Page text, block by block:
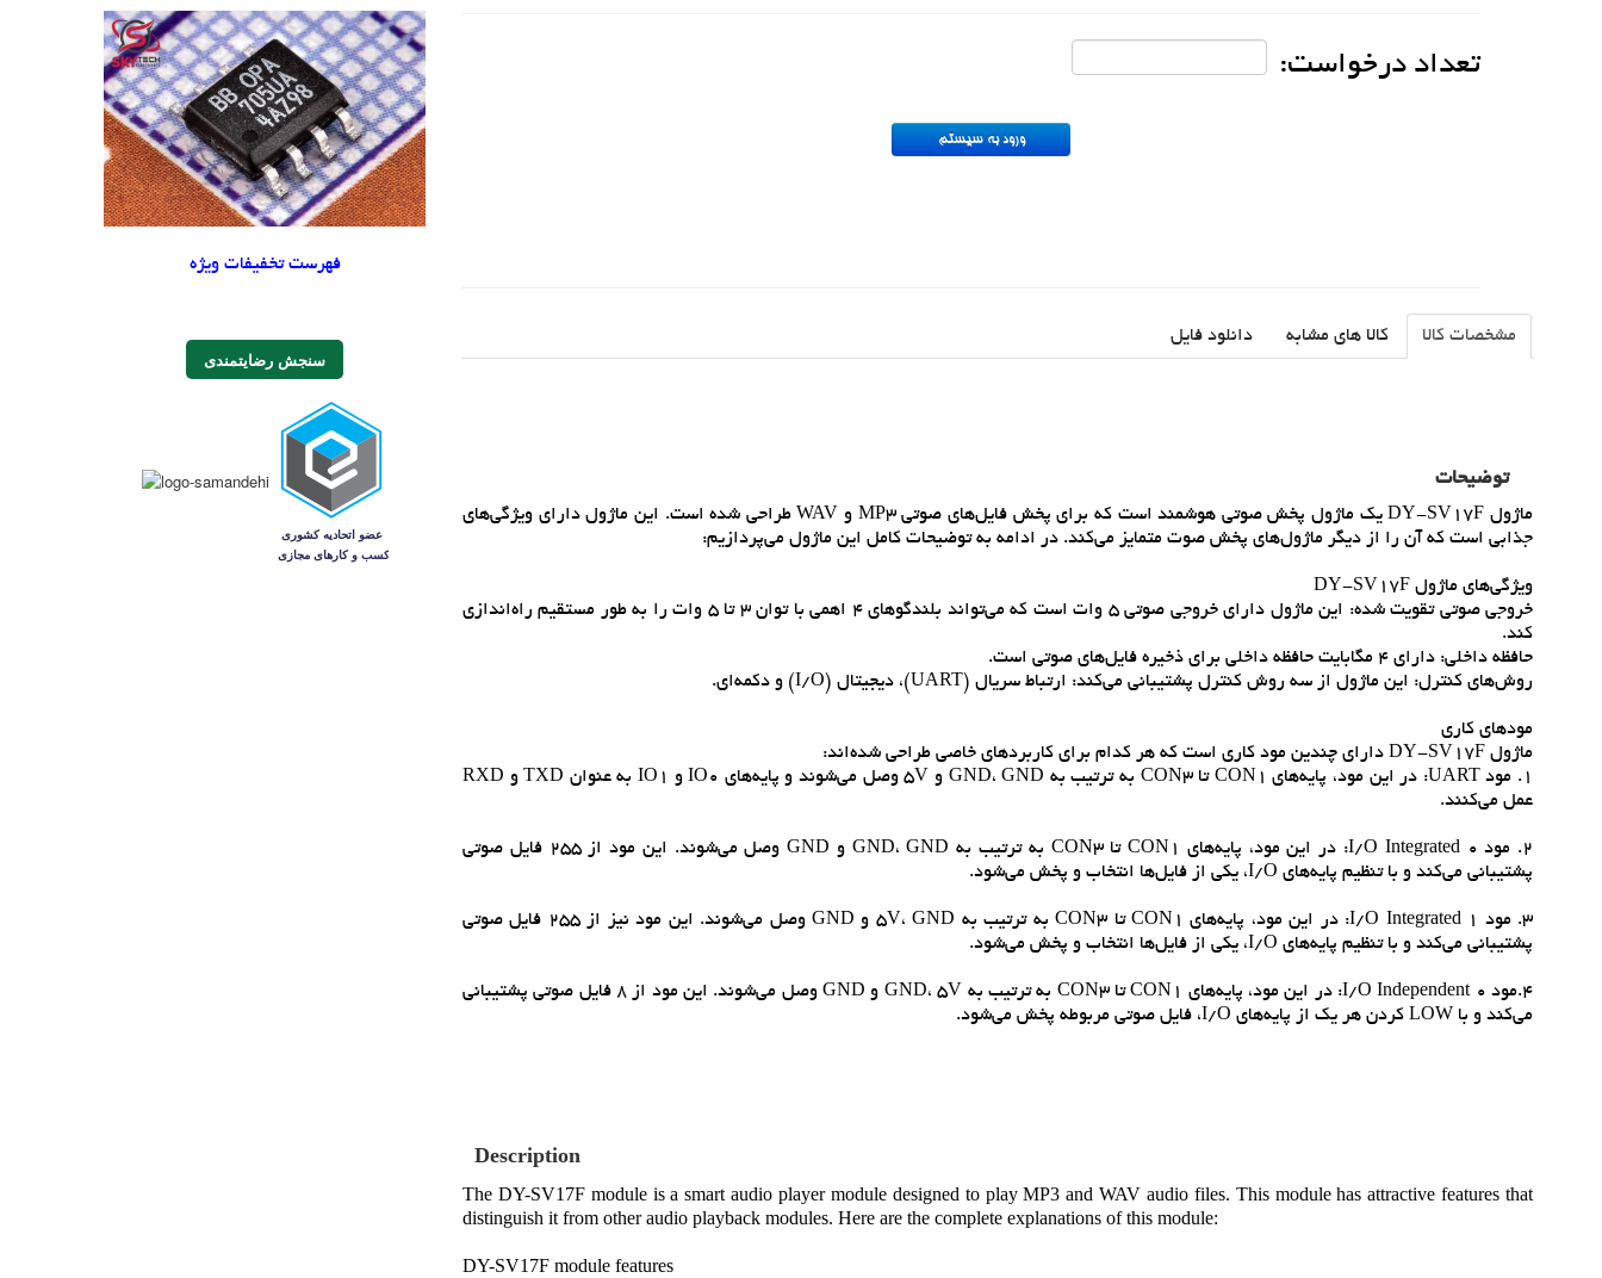
فهرست تخفیفات ویژه
سنجش رضایتمندی
تعداد درخواست:
مشخصات کالا کالا های مشابه دانلود فایل
توضیحات
ماژول DY-SV17F يک ماژول پخش صوتي هوشمند است که براي پخش فايل‌هاي صوتي MP3 و WAV طراحي شده است. اين ماژول داراي ويژگي‌هاي
جذابي است که آن را از ديگر ماژول‌هاي پخش صوت متمايز مي‌کند. در ادامه به توضيحات کامل اين ماژول مي‌پردازيم:
ويژگي‌هاي ماژول DY-SV17F
خروجي صوتي تقويت شده: اين ماژول داراي خروجي صوتي 5 وات است که مي‌تواند بلندگوهاي 4 اهمي با توان 3 تا 5 وات را به طور مستقيم راه‌اندازي
کند.
حافظه داخلي: داراي 4 مگابايت حافظه داخلي براي ذخيره فايل‌هاي صوتي است.
روش‌هاي کنترل: اين ماژول از سه روش کنترل پشتيباني مي‌کند: ارتباط سريال (UART)، ديجيتال (I/O) و دکمه‌اي.
مودهاي کاري
ماژول DY-SV17F داراي چندين مود کاري است که هر کدام براي کاربردهاي خاصي طراحي شده‌اند:
1. مود UART: در اين مود، پايه‌هاي CON1 تا CON3 به ترتيب به GND، GND و 5V وصل مي‌شوند و پايه‌هاي IO0 و IO1 به عنوان TXD و RXD
عمل مي‌کنند.
2. مود I/O Integrated 0: در اين مود، پايه‌هاي CON1 تا CON3 به ترتيب به GND، GND و GND وصل مي‌شوند. اين مود از 255 فايل صوتي
پشتيباني مي‌کند و با تنظيم پايه‌هاي I/O، يکي از فايل‌ها انتخاب و پخش مي‌شود.
3. مود I/O Integrated 1: در اين مود، پايه‌هاي CON1 تا CON3 به ترتيب به 5V، GND و GND وصل مي‌شوند. اين مود نيز از 255 فايل صوتي
پشتيباني مي‌کند و با تنظيم پايه‌هاي I/O، يکي از فايل‌ها انتخاب و پخش مي‌شود.
4.مود I/O Independent 0: در اين مود، پايه‌هاي CON1 تا CON3 به ترتيب به GND، 5V و GND وصل مي‌شوند. اين مود از 8 فايل صوتي پشتيباني
مي‌کند و با LOW کردن هر يک از پايه‌هاي I/O، فايل صوتي مربوطه پخش مي‌شود.
Description
The DY-SV17F module is a smart audio player module designed to play MP3 and WAV audio files. This module has attractive features that
distinguish it from other audio playback modules. Here are the complete explanations of this module:
DY-SV17F module features